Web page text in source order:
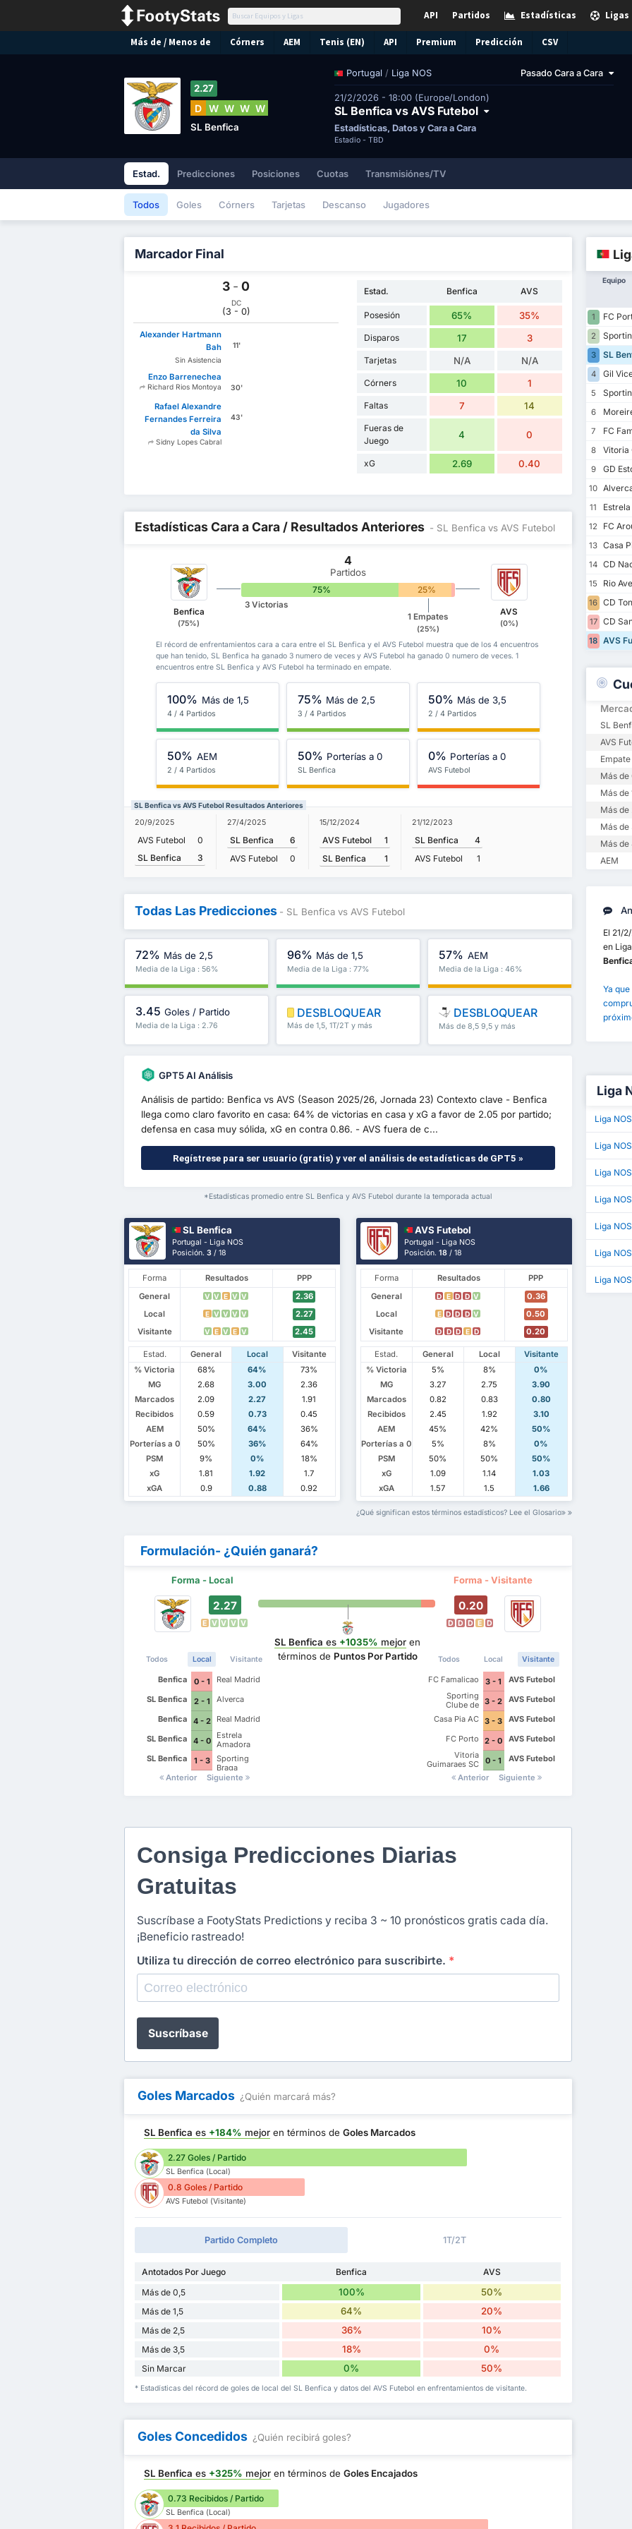
Ligas
Estadísticas
Partidos
API
Más de / Menos de Córners AEM Tenis (EN) API Premium Predicción CSV
Portugal / Liga NOS Pasado Cara a Cara
21/2/2026 - 18:00 (Europe/London)
SL Benfica vs AVS Futebol
Estadísticas, Datos y Cara a Cara
Estadio - TBD
2.27
D W W W W
SL Benfica
Estad. Predicciones Posiciones Cuotas Transmisiónes/TV
Todos Goles Córners Tarjetas Descanso Jugadores
Marcador Final
3 - 0
DC
(3 - 0)
Alexander Hartmann
Bah
Sin Asistencia
11'
Enzo Barrenechea
Richard Rios Montoya 30'
Rafael Alexandre
Fernandes Ferreira
da Silva
Sidny Lopes Cabral
43'
Estad. Benfica AVS
Posesión 65% 35%
Disparos 17 3
Tarjetas N/A N/A
Córners 10 1
Faltas 7 14
Fueras de
Juego
4 0
xG 2.69 0.40
Estadísticas Cara a Cara / Resultados Anteriores - SL Benfica vs AVS Futebol
Benfica
(75%)
4
Partidos
75% 25% 0%
3 Victorias
1 Empates
(25%)
AVS
(0%)
El récord de enfrentamientos cara a cara entre el SL Benfica y el AVS Futebol muestra que de los 4 encuentros
que han tenido, SL Benfica ha ganado 3 numero de veces y AVS Futebol ha ganado 0 numero de veces. 1
encuentros entre SL Benfica y AVS Futebol ha terminado en empate.
100% Más de 1,5
4 / 4 Partidos
75% Más de 2,5
3 / 4 Partidos
50% Más de 3,5
2 / 4 Partidos
50% AEM
2 / 4 Partidos
50% Porterías a 0
SL Benfica
0% Porterías a 0
AVS Futebol
SL Benfica vs AVS Futebol Resultados Anteriores
20/9/2025
AVS Futebol
0
SL Benfica
3
27/4/2025
SL Benfica
6
AVS Futebol
0
15/12/2024
AVS Futebol
1
SL Benfica
1
21/12/2023
SL Benfica
4
AVS Futebol
1
Todas Las Predicciones - SL Benfica vs AVS Futebol
72% Más de 2,5
Media de la Liga : 56%
96% Más de 1,5
Media de la Liga : 77%
57% AEM
Media de la Liga : 46%
3.45 Goles / Partido
Media de la Liga : 2.76
DESBLOQUEAR
Más de 1,5, 1T/2T y más
DESBLOQUEAR
Más de 8,5 9,5 y más
GPT5 AI Análisis
Análisis de partido: Benfica vs AVS (Season 2025/26, Jornada 23) Contexto clave - Benfica
llega como claro favorito en casa: 64% de victorias en casa y xG a favor de 2.05 por partido;
defensa en casa muy sólida, xG en contra 0.86. - AVS fuera de c...
Regístrese para ser usuario (gratis) y ver el análisis de estadísticas de GPT5 »
*Estadísticas promedio entre SL Benfica y AVS Futebol durante la temporada actual
SL Benfica
Portugal - Liga NOS
Posición.3 / 18
Forma Resultados
PPP
General
V V E V V
2.36
Local
E V V V V
2.27
Visitante
V E V E V 2.45
Estad. General Local
Visitante
% Victoria
68% 64%
73%
MG
2.68 3.00
2.36
Marcados
2.09 2.27
1.91
Recibidos
0.59 0.73
0.45
AEM
50% 64%
36%
Porterías a 0
50% 36%
64%
PSM
9% 0%
18%
xG
1.81 1.92
1.7
xGA
0.9 0.88 0.92
AVS Futebol
Portugal - Liga NOS
Posición.18 / 18
Forma Resultados
PPP
General
D E D D V
0.36
Local
E D D D V
0.50
Visitante
D D D E D 0.20
Estad. General Local
Visitante
% Victoria
5% 8%
0%
MG
3.27 2.75
3.90
Marcados
0.82 0.83
0.80
Recibidos
2.45 1.92
3.10
AEM
45% 42%
50%
Porterías a 0
5% 8%
0%
PSM
50% 50%
50%
xG
1.09 1.14
1.03
xGA
1.57 1.5 1.66
¿Qué significan estos términos estadísticos? Lee el Glosario
Formulación- ¿Quién ganará?
Forma - Local Forma - Visitante
2.27
E V V V V
Todos Local Visitante
Benfica 0 - 1
Real Madrid
SL Benfica
2 - 1
Alverca
Benfica
4 - 2
Real Madrid
SL Benfica
4 - 0
Estrela
Amadora
SL Benfica
1 - 3
Sporting
Braga
Anterior
Siguiente
SL Benfica es +1035% mejor en
términos de Puntos Por Partido
0.20
D D D E D
Todos Local Visitante
FC Famalicao 3 - 1
AVS Futebol
Sporting
Clube de
Portugal
3 - 2
AVS Futebol
Casa Pia AC 3 - 3
AVS Futebol
FC Porto
2 - 0
AVS Futebol
Vitoria
Guimaraes SC
0 - 1
AVS Futebol
Anterior
Siguiente
Consiga Predicciones Diarias
Gratuitas
Suscríbase a FootyStats Predictions y reciba 3 ~ 10 pronósticos gratis cada día.
¡Beneficio rastreado!
Utiliza tu dirección de correo electrónico para suscribirte. *
Suscríbase
Goles Marcados ¿Quién marcará más?
SL Benfica es +184% mejor en términos deGoles Marcados
2.27 Goles / Partido
SL Benfica (Local)
0.8 Goles / Partido
AVS Futebol (Visitante)
Partido Completo 1T/2T
Antotados Por Juego Benfica
AVS
Más de 0,5
100% 50%
Más de 1,5 64% 20%
Más de 2,5 36% 10%
Más de 3,5 18% 0%
Sin Marcar 0% 50%
* Estadísticas del récord de goles de local del SL Benfica y datos del AVS Futebol en enfrentamientos de visitante.
Goles Concedidos ¿Quién recibirá goles?
SL Benfica es +325% mejor en términos deGoles Encajados
0.73 Recibidos / Partido
SL Benfica (Local)
Equipo
1 FC
2
3 SL
4 Gil
5
6
7 FC
8 Vitoria
9 GD
10
11
12 FC
13 Casa
14 CD
15 Rio
16 CD
17 CD
18 AVS
SL
AVS
Empate
Más de
Más de
Más de
Más de
Más de
AEM
El 21/
en
Ya
Liga
Liga
Liga
Liga
Liga
Liga
Liga
Liga